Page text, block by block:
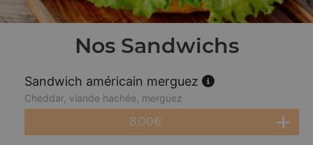
Nos Sandwichs
Sandwich américain merguez
Cheddar, viande hachée, merguez
8.00€